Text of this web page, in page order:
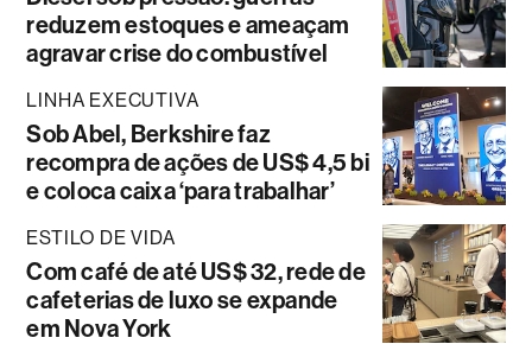
reduzem estoques e ameaçam
agravar crise do combustível
LINHA EXECUTIVA
Sob Abel, Berkshire faz
recompra de ações de US$ 4,5 bi
e coloca caixa ‘para trabalhar’
ESTILO DE VIDA
Com café de até US$ 32, rede de
cafeterias de luxo se expande
em Nova York